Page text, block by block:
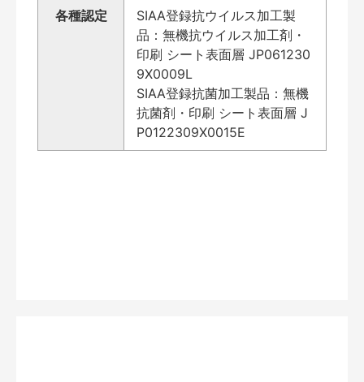
各種認定
SIAA登録抗ウイルス加工製
品：無機抗ウイルス加工剤・
印刷 シート表面層 JP061230
9X0009L
SIAA登録抗菌加工製品：無機
抗菌剤・印刷 シート表面層 J
P0122309X0015E